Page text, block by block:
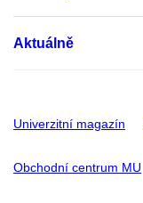
Aktuálně
Univerzitní magazín
Obchodní centrum MU